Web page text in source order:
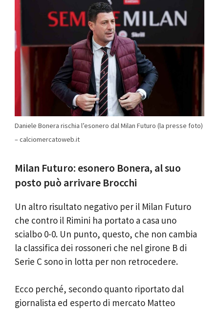
Daniele Bonera rischia l’esonero dal Milan Futuro (la presse foto)
– calciomercatoweb.it
Milan Futuro: esonero Bonera, al suo
posto può arrivare Brocchi
Un altro risultato negativo per il Milan Futuro
che contro il Rimini ha portato a casa uno
scialbo 0-0. Un punto, questo, che non cambia
la classifica dei rossoneri che nel girone B di
Serie C sono in lotta per non retrocedere.
Ecco perché, secondo quanto riportato dal
giornalista ed esperto di mercato Matteo